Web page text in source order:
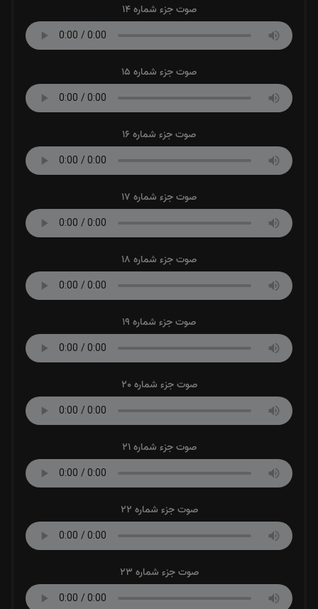
صوت جزء شماره 14
صوت جزء شماره 15
صوت جزء شماره 16
صوت جزء شماره 17
صوت جزء شماره 18
صوت جزء شماره 19
صوت جزء شماره 20
صوت جزء شماره 21
صوت جزء شماره 22
صوت جزء شماره 23